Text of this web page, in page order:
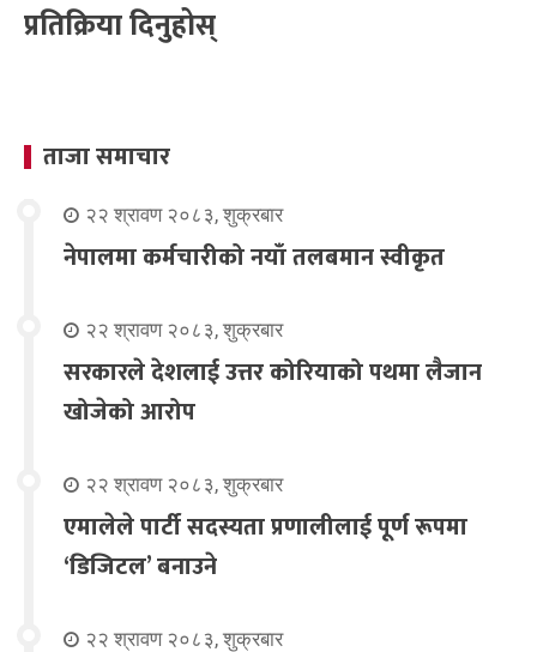
प्रतिक्रिया दिनुहोस्
ताजा समाचार
२२ श्रावण २०८३, शुक्रबार
नेपालमा कर्मचारीको नयाँ तलबमान स्वीकृत
२२ श्रावण २०८३, शुक्रबार
सरकारले देशलाई उत्तर कोरियाको पथमा लैजान
खोजेको आरोप
२२ श्रावण २०८३, शुक्रबार
एमालेले पार्टी सदस्यता प्रणालीलाई पूर्ण रूपमा
‘डिजिटल’ बनाउने
२२ श्रावण २०८३, शुक्रबार